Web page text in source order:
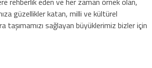
güzellikler katan, milli ve kültürel
taşımamızı sağlayan büyüklerimiz bizler için